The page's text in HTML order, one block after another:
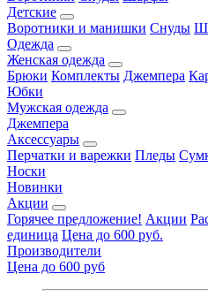
Детские
Воротники и манишки Снуды
Одежда
Женская одежда
Брюки Комплекты Джемпера
Юбки
Мужская одежда
Джемпера
Аксессуары
Перчатки и варежки Пледы
Носки
Новинки
Акции
Горячее предложение! Акции
единица Цена до 600 руб.
Производители
Цена до 600 руб